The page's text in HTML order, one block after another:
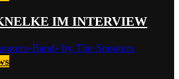
IM INTERVIEW